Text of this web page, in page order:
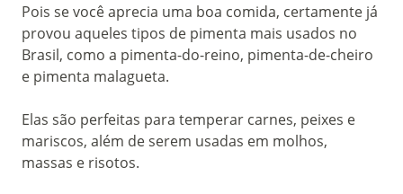
Pois se você aprecia uma boa comida, certamente já
provou aqueles tipos de pimenta mais usados no
Brasil, como a pimenta-do-reino, pimenta-de-cheiro
e pimenta malagueta.
Elas são perfeitas para temperar carnes, peixes e
mariscos, além de serem usadas em molhos,
massas e risotos.